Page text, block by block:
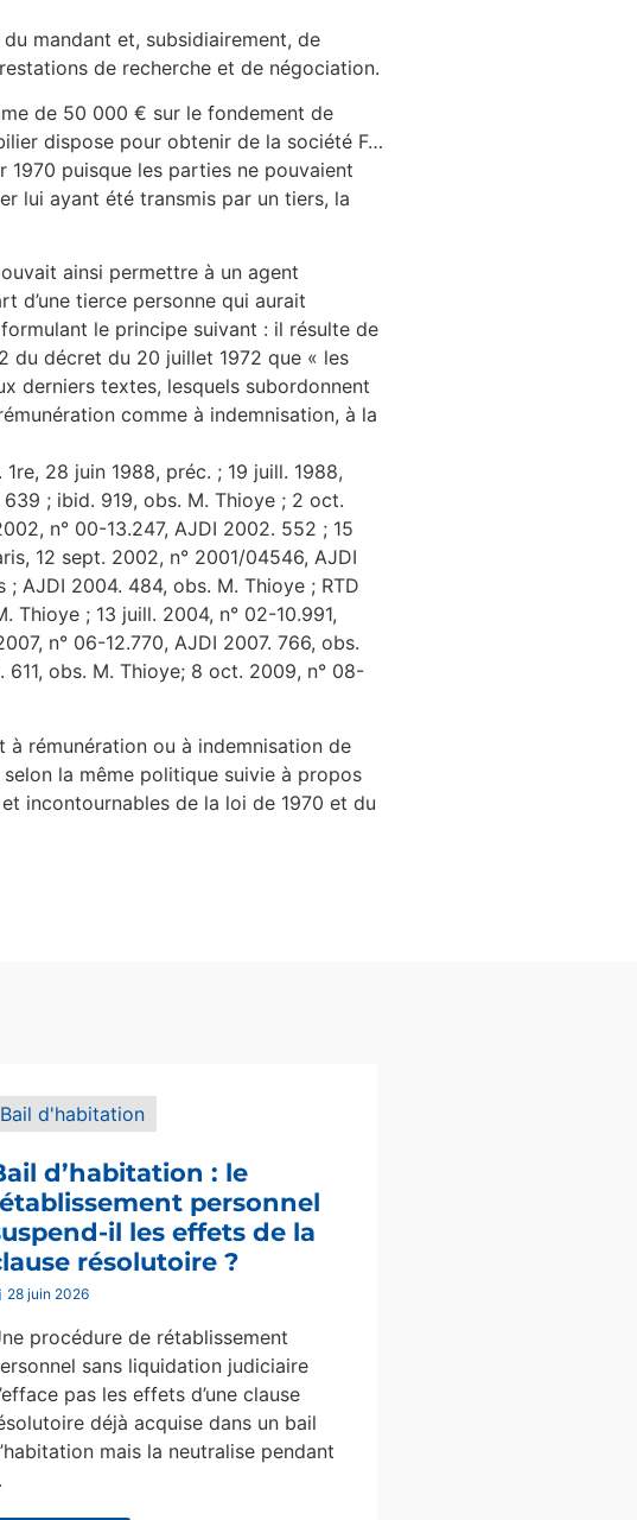
mandant et, subsidiairement, de
de recherche et de négociation.
de 50 000 € sur le fondement de
dispose pour obtenir de la société F…
1970 puisque les parties ne pouvaient
lui ayant été transmis par un tiers, la
ainsi permettre à un agent
d’une tierce personne qui aurait
le principe suivant : il résulte de
du décret du 20 juillet 1972 que « les
derniers textes, lesquels subordonnent
comme à indemnisation, à la
28 juin 1988, préc. ; 19 juill. 1988,
639 ; ibid. 919, obs. M. Thioye ; 2 oct.
n° 00-13.247, AJDI 2002. 552 ; 15
12 sept. 2002, n° 2001/04546, AJDI
; AJDI 2004. 484, obs. M. Thioye ; RTD
Thioye ; 13 juill. 2004, n° 02-10.991,
n° 06-12.770, AJDI 2007. 766, obs.
611, obs. M. Thioye; 8 oct. 2009, n° 08-
rémunération ou à indemnisation de
la même politique suivie à propos
incontournables de la loi de 1970 et du
Bail d'habitation
d’habitation : le
personnel
il les effets de la
résolutoire ?
28 juin 2026
procédure de rétablissement
sans liquidation judiciaire
pas les effets d’une clause
déjà acquise dans un bail
mais la neutralise pendant